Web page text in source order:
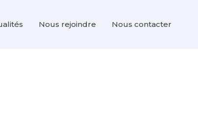
Nous rejoindre Nous contacter